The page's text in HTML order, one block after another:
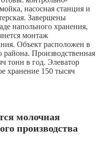
насосная станция и
Завершены
напольного хранения,
монтаж
Объект расположен в
района. Производственная
тонн в год. Элеватор
хранение 150 тысяч
молочная
производства